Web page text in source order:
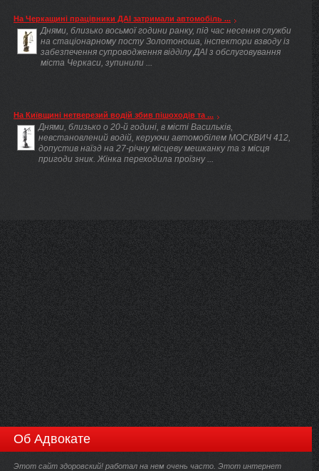
На Черкащині працівники ДАІ затримали автомобіль ...
Днями, близько восьмої години ранку, під час несення служби
на стаціонарному посту Золотоноша, інспектори взводу із
забезпечення супроводження відділу ДАІ з обслуговування
міста Черкаси, зупинили ...
На Київщині нетверезий водій збив пішоходів та ...
Днями, близько о 20-й годині, в місті Васильків,
невстановлений водій, керуючи автомобілем МОСКВИЧ 412,
допустив наїзд на 27-річну місцеву мешканку та з місця
пригоди зник. Жінка переходила проїзну ...
Об Адвокате
Этот сайт здоровский! работал на нем очень часто. Этот интернет